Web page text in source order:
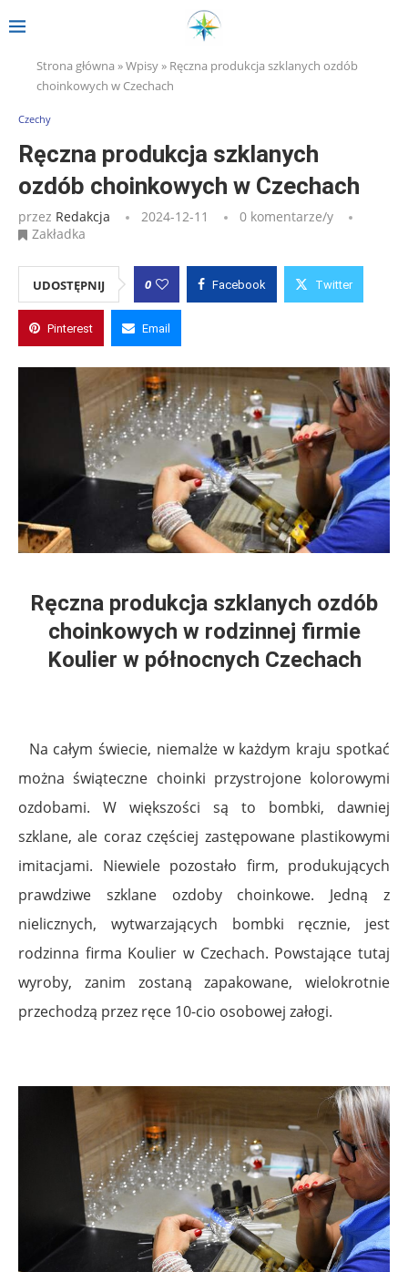
Strona główna »Wpisy» Ręczna produkcja szklanych ozdób
choinkowych w Czechach
Czechy
Ręczna produkcja szklanych
ozdób choinkowych w Czechach
przez Redakcja 2024-12-11
0 komentarze/y
Zakładka
UDOSTĘPNIJ 0 Facebook Twitter
Pinterest Email
Ręczna produkcja szklanych ozdób
choinkowych w rodzinnej firmie
Koulier w północnych Czechach
Na całym świecie, niemalże w każdym kraju spotkać
można świąteczne choinki przystrojone kolorowymi
ozdobami. W większości są to bombki, dawniej
szklane, ale coraz częściej zastępowane plastikowymi
imitacjami. Niewiele pozostało firm, produkujących
prawdziwe szklane ozdoby choinkowe. Jedną z
nielicznych, wytwarzających bombki ręcznie, jest
rodzinna firma Koulier w Czechach. Powstające tutaj
wyroby, zanim zostaną zapakowane, wielokrotnie
przechodzą przez ręce 10-cio osobowej załogi.